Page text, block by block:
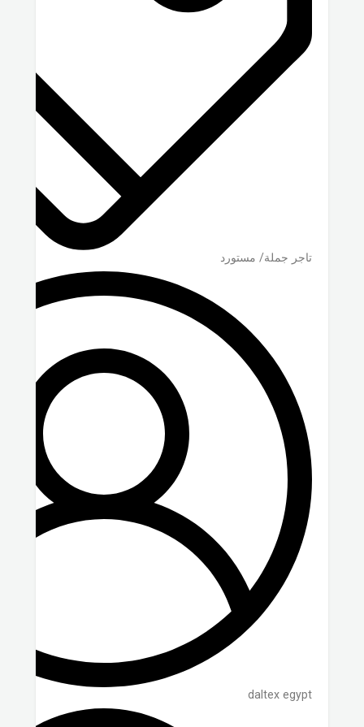
تاجر جملة/ مستورد
daltex egypt